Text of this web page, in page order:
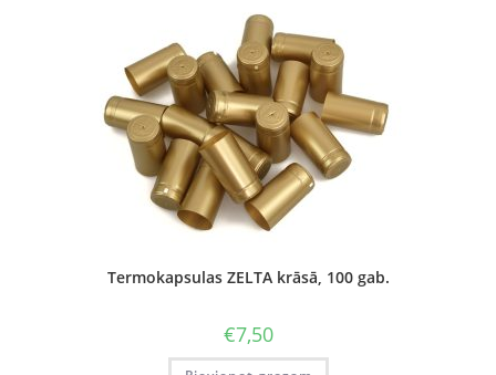
Termokapsulas ZELTA krāsā, 100 gab.
€7,50